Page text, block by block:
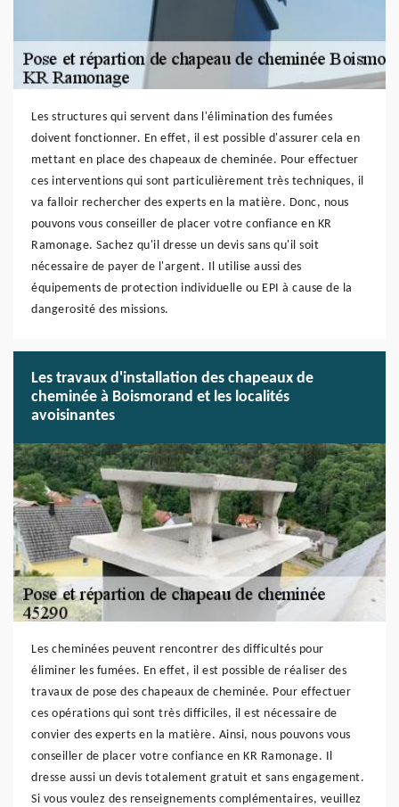
Les structures qui servent dans l'élimination des fumées
doivent fonctionner. En effet, il est possible d'assurer cela en
mettant en place des chapeaux de cheminée. Pour effectuer
ces interventions qui sont particulièrement très techniques, il
va falloir rechercher des experts en la matière. Donc, nous
pouvons vous conseiller de placer votre confiance en KR
Ramonage. Sachez qu'il dresse un devis sans qu'il soit
nécessaire de payer de l'argent. Il utilise aussi des
équipements de protection individuelle ou EPI à cause de la
dangerosité des missions.
Les travaux d'installation des chapeaux de
cheminée à Boismorand et les localités
avoisinantes
Les cheminées peuvent rencontrer des difficultés pour
éliminer les fumées. En effet, il est possible de réaliser des
travaux de pose des chapeaux de cheminée. Pour effectuer
ces opérations qui sont très difficiles, il est nécessaire de
convier des experts en la matière. Ainsi, nous pouvons vous
conseiller de placer votre confiance en KR Ramonage. Il
dresse aussi un devis totalement gratuit et sans engagement.
Si vous voulez des renseignements complémentaires, veuillez